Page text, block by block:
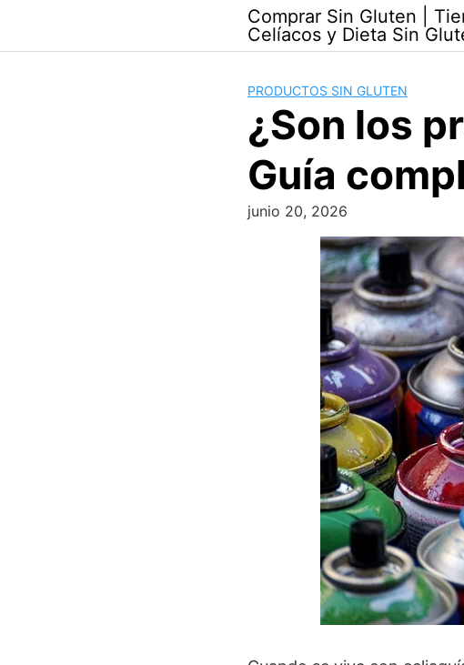
content
Comprar Sin Gluten |
Celíacos y Dieta Sin
PRODUCTOS SIN GLUTEN
¿Son los
Guía
junio 20, 2026